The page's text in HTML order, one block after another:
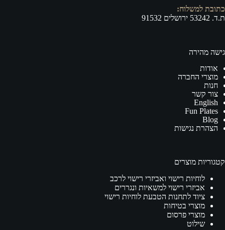
כתובת למשלוח:
ת.ד. 53242 ירושלים 91532
גישה מהירה
אודות
מוצרי החברה
חנות
צור קשר
English
Fun Plates
Blog
הצהרת נגישות
קטגוריות מוצרים
לוחיות רישוי ואביזרי רישוי לרכב
אביזרי רישוי למשאיות ונגררים
ציוד לתחנות הטבעת לוחיות רישוי
מוצרי בטיחות
מוצרי פרסום
שילוט